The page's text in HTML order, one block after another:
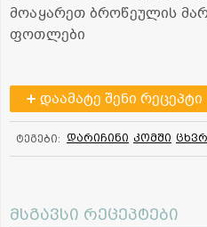
მოაყარეთ ბროწეულის
ფოთლები
დაამატე შენი რეცეპტი
ტეგები: დარიჩინი კომში
მსგავსი რეცეპტები